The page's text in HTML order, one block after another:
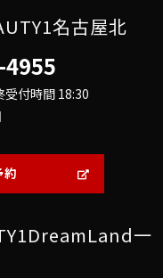
名古屋北
付時間 18:30
約
一